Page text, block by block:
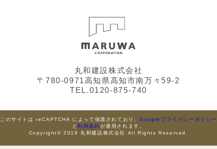
丸和建設株式会社
〒780-0971高知県高知市南万々59-2
TEL.0120-875-740
このサイトは reCAPTCHA によって保護されており、Googleプライバシーポリシー
と利用規約が適用されます。
Copyright© 2019 丸和建設株式会社 All Rights Reserved.